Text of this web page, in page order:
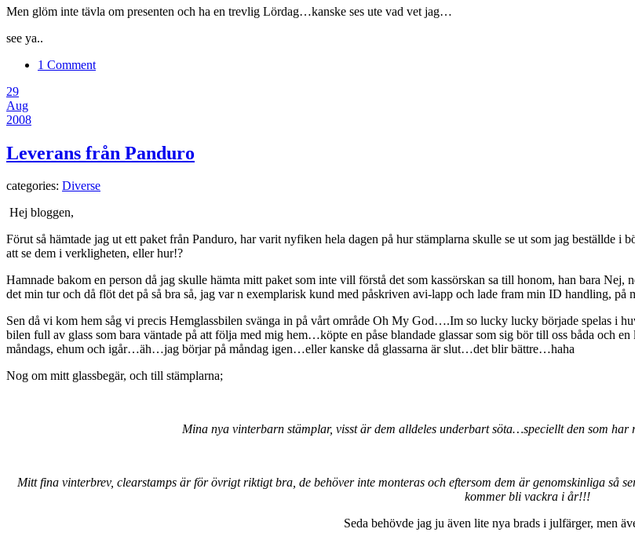
Men glöm inte tävla om presenten och ha en trevlig Lördag…kanske ses ute vad vet jag…
see ya..
1 Comment
29
Aug
2008
Leverans från Panduro
categories: Diverse
Hej bloggen,
Förut så hämtade jag ut ett paket från Panduro, har varit nyfiken hela dagen på hur stämplarna skulle se ut som jag beställde
att se dem i verkligheten, eller hur!?
Hamnade bakom en person då jag skulle hämta mitt paket som inte vill förstå det som kassörskan sa till honom, han bara
det min tur och då flöt det på så bra så, jag var n exemplarisk kund med påskriven avi-lapp och lade fram min ID handling,
Sen då vi kom hem såg vi precis Hemglassbilen svänga in på vårt område Oh My God….Im so lucky lucky började spelas i
bilen full av glass som bara väntade på att följa med mig hem…köpte en påse blandade glassar som sig bör till oss båda och
måndags, ehum och igår…äh…jag börjar på måndag igen…eller kanske då glassarna är slut…det blir bättre…haha
Nog om mitt glassbegär, och till stämplarna;
Mina nya vinterbarn stämplar, visst är dem alldeles underbart söta…speciellt den som
Mitt fina vinterbrev, clearstamps är för övrigt riktigt bra, de behöver inte monteras och eftersom dem är genomskinliga
kommer bli vackra i år!!!
Seda behövde jag ju även lite nya brads i julfärger, men